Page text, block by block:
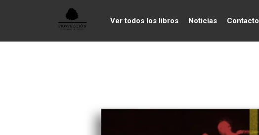
Ver todos los libros Noticias Contacto